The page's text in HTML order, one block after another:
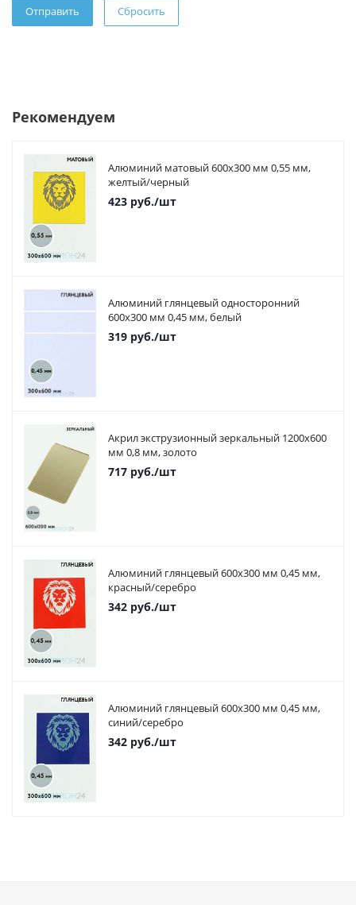
Сбросить
Рекомендуем
Алюминий матовый 600х300 мм 0,55 мм,
желтый/черный
423 руб./шт
Алюминий глянцевый односторонний
600х300 мм 0,45 мм, белый
319 руб./шт
Акрил экструзионный зеркальный 1200х600
мм 0,8 мм, золото
717 руб./шт
Алюминий глянцевый 600х300 мм 0,45 мм,
красный/серебро
342 руб./шт
Алюминий глянцевый 600х300 мм 0,45 мм,
синий/серебро
342 руб./шт